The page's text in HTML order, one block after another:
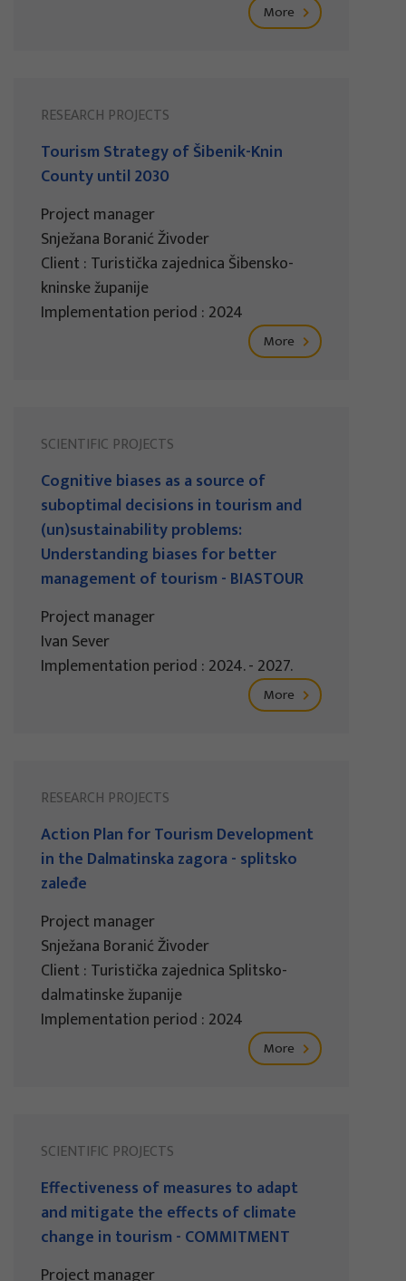
More
RESEARCH PROJECTS
Tourism Strategy of Šibenik-Knin
County until 2030
Project manager
Snježana Boranić Živoder
Client : Turistička zajednica Šibensko-
kninske županije
Implementation period : 2024
More
SCIENTIFIC PROJECTS
Cognitive biases as a source of
suboptimal decisions in tourism and
(un)sustainability problems:
Understanding biases for better
management of tourism - BIASTOUR
Project manager
Ivan Sever
Implementation period : 2024. - 2027.
More
RESEARCH PROJECTS
Action Plan for Tourism Development
in the Dalmatinska zagora - splitsko
zaleđe
Project manager
Snježana Boranić Živoder
Client : Turistička zajednica Splitsko-
dalmatinske županije
Implementation period : 2024
More
SCIENTIFIC PROJECTS
Effectiveness of measures to adapt
and mitigate the effects of climate
change in tourism - COMMITMENT